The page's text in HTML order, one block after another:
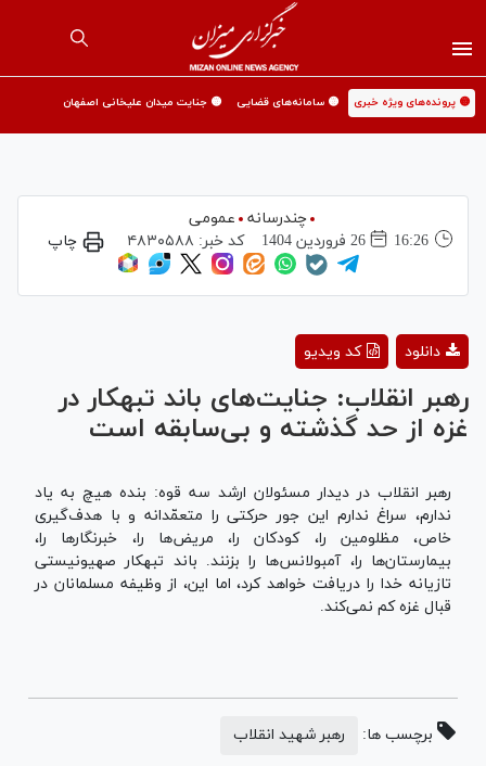
🟡 پرونده‌های ویژه خبری 🟡 سامانه‌های قضایی 🟡 جنایت میدان علیخانی اصفهان
چندرسانه
عمومی
16:26
26 فروردين 1404 کد خبر: ۴۸۳۰۵۸۸ چاپ
Video
کد ویدیو دانلود
رهبر انقلاب: جنایت‌های باند تبهکار در
غزه از حد گذشته و بی‌سابقه است
رهبر انقلاب در دیدار مسئولان ارشد سه قوه: بنده هیچ به یاد
ندارم، سراغ ندارم این جور حرکتی را متعمّدانه و با هدف‌‍‍‌گیری
خاص، مظلومین را، کودکان را، مریض‌ها را، خبرنگارها را،
بیمارستان‌ها را، آمبولانس‌ها را بزنند. باند تبهکار صهیونیستی
تازیانه خدا را دریافت خواهد کرد، اما این، از وظیفه مسلمانان در
قبال غزه کم نمی‌کند.
برچسب ها: رهبر شهید انقلاب